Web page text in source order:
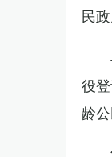
民
役
龄